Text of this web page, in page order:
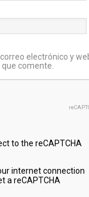
electrónico y
comente.